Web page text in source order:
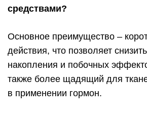
средствами?
Основное преимущество –
действия, что позволяет
накопления и побочных
также более щадящий для
в применении гормон.